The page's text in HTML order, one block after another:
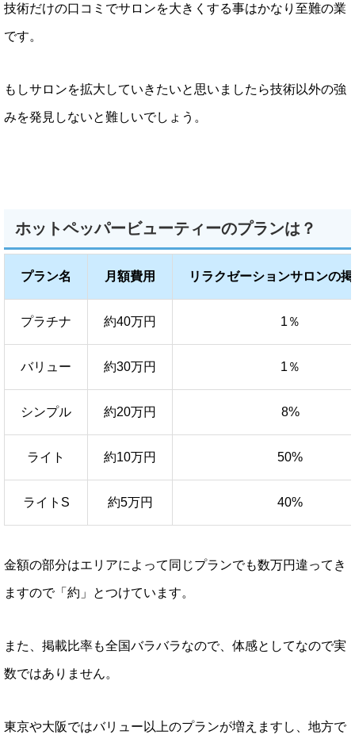
技術だけの口コミでサロンを大きくする事はかなり至難の業
です。
もしサロンを拡大していきたいと思いましたら技術以外の強
みを発見しないと難しいでしょう。
ホットペッパービューティーのプランは？
プラン名 月額費用 リラクゼーションサロンの
プラチナ 約40万円 1％
バリュー 約30万円 1％
シンプル 約20万円 8%
ライト 約10万円 50%
ライトS 約5万円 40%
金額の部分はエリアによって同じプランでも数万円違ってき
ますので「約」とつけています。
また、掲載比率も全国バラバラなので、体感としてなので実
数ではありません。
東京や大阪ではバリュー以上のプランが増えますし、地方で